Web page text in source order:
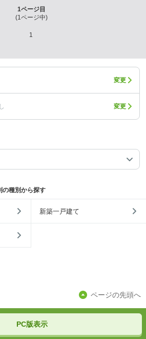
1ページ目
(1ページ中)
1
変更
変更
の種別から探す
新築一戸建て
ページの先頭へ
PC版表示